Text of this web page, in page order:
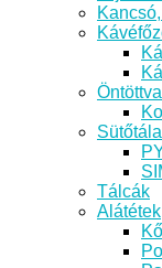
Tálcák
Alátétek